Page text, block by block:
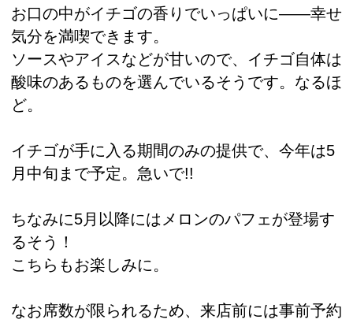
お口の中がイチゴの香りでいっぱいに――幸せ
気分を満喫できます。
ソースやアイスなどが甘いので、イチゴ自体は
酸味のあるものを選んでいるそうです。なるほ
ど。
イチゴが手に入る期間のみの提供で、今年は5
月中旬まで予定。急いで!!
ちなみに5月以降にはメロンのパフェが登場す
るそう！
こちらもお楽しみに。
なお席数が限られるため、来店前には事前予約